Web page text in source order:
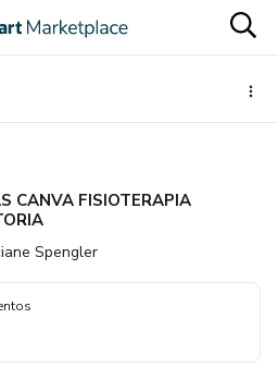
CANVA FISIOTERAPIA
Spengler